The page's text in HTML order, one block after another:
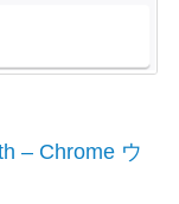
– Chrome ウ